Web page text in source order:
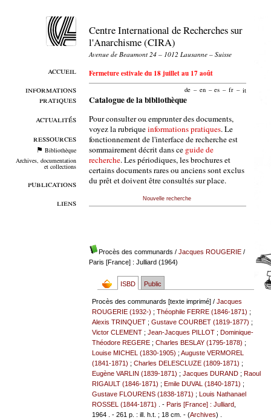
accueil
informations
pratiques
actualités
ressources
Bibliothèque
Archives, documentation
et collections
publications
liens
Centre International de Recherches sur
l'Anarchisme (CIRA)
Avenue de Beaumont 24 – 1012 Lausanne – Suisse
Fermeture estivale du 18 juillet au 17 août
de – en – es – fr – it
Catalogue de la bibliothèque
Pour consulter ou emprunter des documents,
voyez la rubriqueinformations pratiques. Le
fonctionnement de l'interface de recherche est
sommairement décrit dans ce guide de
recherche. Les périodiques, les brochures et
certains documents rares ou anciens sont exclus
du prêt et doivent être consultés sur place.
Nouvelle recherche
Procès des communards / Jacques ROUGERIE/
Paris [France] : Julliard (1964)
ISBD Public
Procès des communards [texte imprimé] /Jacques
ROUGERIE (1932-) ;Théophile FERRE (1846-1871) ;
Alexis TRINQUET ;Gustave COURBET (1819-1877) ;
Victor CLEMENT ;Jean-Jacques PILLOT ;Dominique-
Théodore REGERE ;Charles BESLAY (1795-1878) ;
Louise MICHEL (1830-1905) ;Auguste VERMOREL
(1841-1871) ;Charles DELESCLUZE (1809-1871) ;
Eugène VARLIN (1839-1871) ;Jacques DURAND ;Raoul
RIGAULT (1846-1871) ;Emile DUVAL (1840-1871) ;
Gustave FLOURENS (1838-1871) ;Louis Nathanael
ROSSEL (1844-1871)
. -Paris [France] : Julliard
1964 . - 261 p. : ill. h.t. ; 18 cm. - (Archives) .